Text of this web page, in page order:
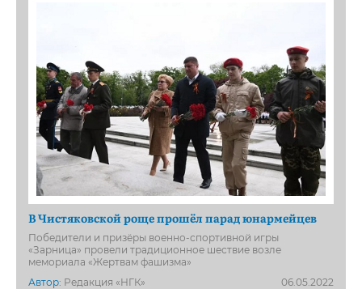
В Чистяковской роще прошёл парад юнармейцев
Победители и призёры военно-спортивной игры
«Зарница» провели традиционное шествие возле
мемориала «Жертвам фашизма»
Автор: Редакция «НГК»
06.05.2022